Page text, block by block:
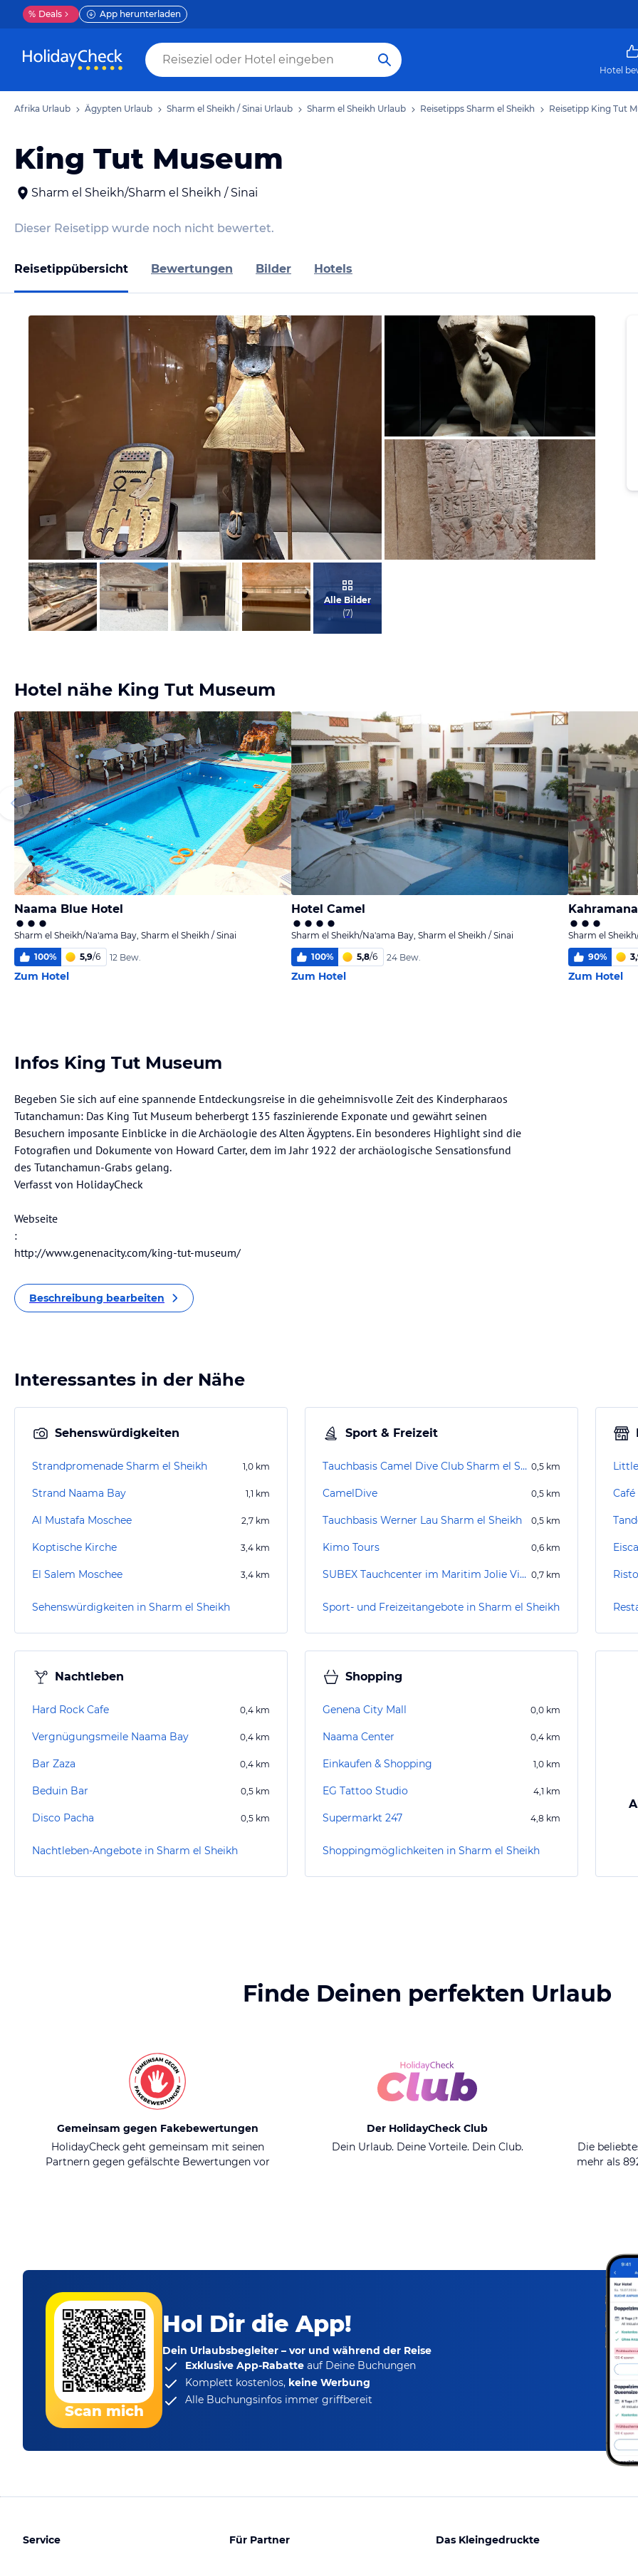
% Deals App herunterladen
Hotel
Afrika Urlaub Ägypten Urlaub Sharm el Sheikh / Sinai Urlaub Sharm el Sheikh Urlaub Reisetipps Sharm el Sheikh Reisetipp King Tut
King Tut Museum
Sharm el Sheikh/Sharm el Sheikh / Sinai
Dieser Reisetipp wurde noch nicht bewertet.
Reisetippübersicht Bewertungen Bilder Hotels
Bild melden
von Daniel
Bild melden
von Daniel
Alle Bilder
(7)
Hotel nähe King Tut Museum
Naama Blue Hotel
Sharm el Sheikh/Na'ama Bay, Sharm el Sheikh / Sinai
100% 5,9/6 12 Bew.
Zum Hotel
Hotel Camel
Sharm el Sheikh/Na'ama Bay, Sharm el Sheikh / Sinai
100% 5,8/6 24 Bew.
Zum Hotel
Sharm el
90%
Zum Hotel
Infos King Tut Museum
Begeben Sie sich auf eine spannende Entdeckungsreise in die geheimnisvolle Zeit des Kinderpharaos
Tutanchamun: Das King Tut Museum beherbergt 135 faszinierende Exponate und gewährt seinen
Besuchern imposante Einblicke in die Archäologie des Alten Ägyptens. Ein besonderes Highlight sind die
Fotografien und Dokumente von Howard Carter, dem im Jahr 1922 der archäologische Sensationsfund
des Tutanchamun-Grabs gelang.
Verfasst von HolidayCheck
Webseite
:
http://www.genenacity.com/king-tut-museum/
Beschreibung bearbeiten
Interessantes in der Nähe
Sehenswürdigkeiten
Strandpromenade Sharm el Sheikh 1,0 km
Strand Naama Bay 1,1 km
Al Mustafa Moschee 2,7 km
Koptische Kirche 3,4 km
El Salem Moschee 3,4 km
Sehenswürdigkeiten in Sharm el Sheikh
Sport & Freizeit
Tauchbasis Camel Dive Club Sharm el Sheikh/Na'ama Bay 0,5 km
CamelDive 0,5 km
Tauchbasis Werner Lau Sharm el Sheikh 0,5 km
Kimo Tours 0,6 km
SUBEX Tauchcenter im Maritim Jolie Ville 0,7 km
Sport- und Freizeitangebote in Sharm el Sheikh
Café
Nachtleben
Hard Rock Cafe 0,4 km
Vergnügungsmeile Naama Bay 0,4 km
Bar Zaza 0,4 km
Beduin Bar 0,5 km
Disco Pacha 0,5 km
Nachtleben-Angebote in Sharm el Sheikh
Shopping
Genena City Mall 0,0 km
Naama Center 0,4 km
Einkaufen & Shopping 1,0 km
EG Tattoo Studio 4,1 km
Supermarkt 247 4,8 km
Shoppingmöglichkeiten in Sharm el Sheikh
Finde Deinen perfekten Urlaub
Gemeinsam gegen Fakebewertungen
HolidayCheck geht gemeinsam mit seinen
Partnern gegen gefälschte Bewertungen vor
Der HolidayCheck Club
Dein Urlaub. Deine Vorteile. Dein Club.
Die
mehr als
Scan mich
Hol Dir die App!
Dein Urlaubsbegleiter – vor und während der Reise
Exklusive App-Rabatte auf Deine Buchungen
Komplett kostenlos, keine Werbung
Alle Buchungsinfos immer griffbereit
Service Für Partner Das Kleingedruckte